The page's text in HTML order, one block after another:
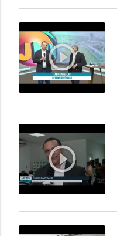
play_circle_outline
play_circle_outline